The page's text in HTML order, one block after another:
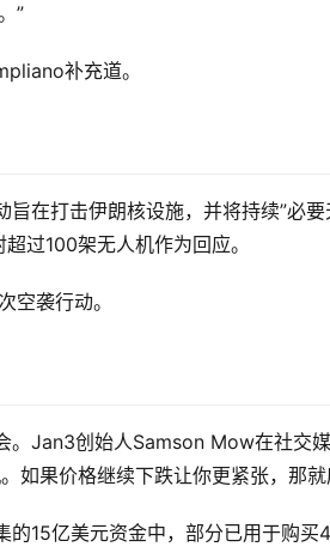
”
补充道。
在打击伊朗核设施，并将持续”必
过100架无人机作为回应。
空袭行动。
。Jan3创始人Samson Mow在社交
如果价格继续下跌让你更紧张，那
15亿美元资金中，部分已用于购买